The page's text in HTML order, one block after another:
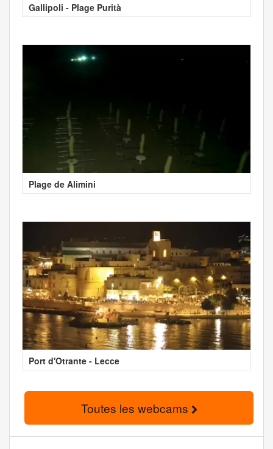
Gallipoli - Plage Purità
Plage de Alimini
Port d'Otrante - Lecce
Toutes les webcams